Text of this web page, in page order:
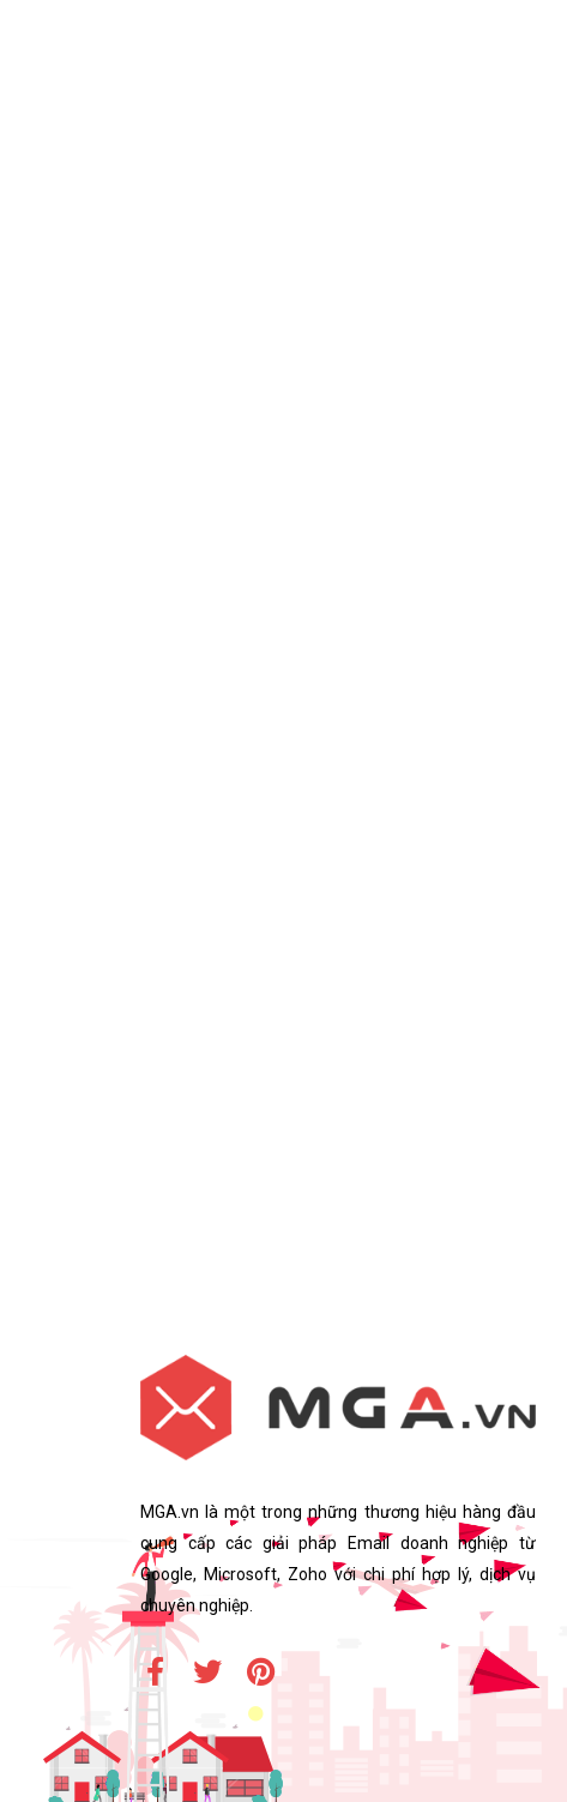
MGA.vn là một trong những thương hiệu hàng đầu
cung cấp các giải pháp Email doanh nghiệp từ
Google, Microsoft, Zoho với chi phí hợp lý, dịch vụ
chuyên nghiệp.